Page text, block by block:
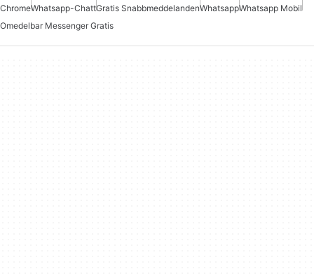
ChromeWhatsapp-ChattGratis SnabbmeddelandenWhatsappWhatsapp Mobil
Omedelbar Messenger Gratis